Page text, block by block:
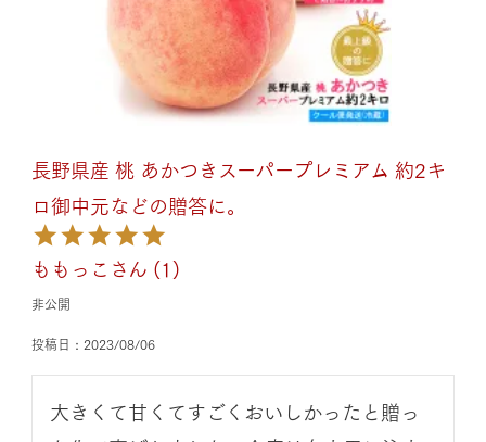
長野県産 桃 あかつきスーパープレミアム 約2キ
ロ御中元などの贈答に。
ももっこ
1
非公開
投稿日
2023/08/06
大きくて甘くてすごくおいしかったと贈っ